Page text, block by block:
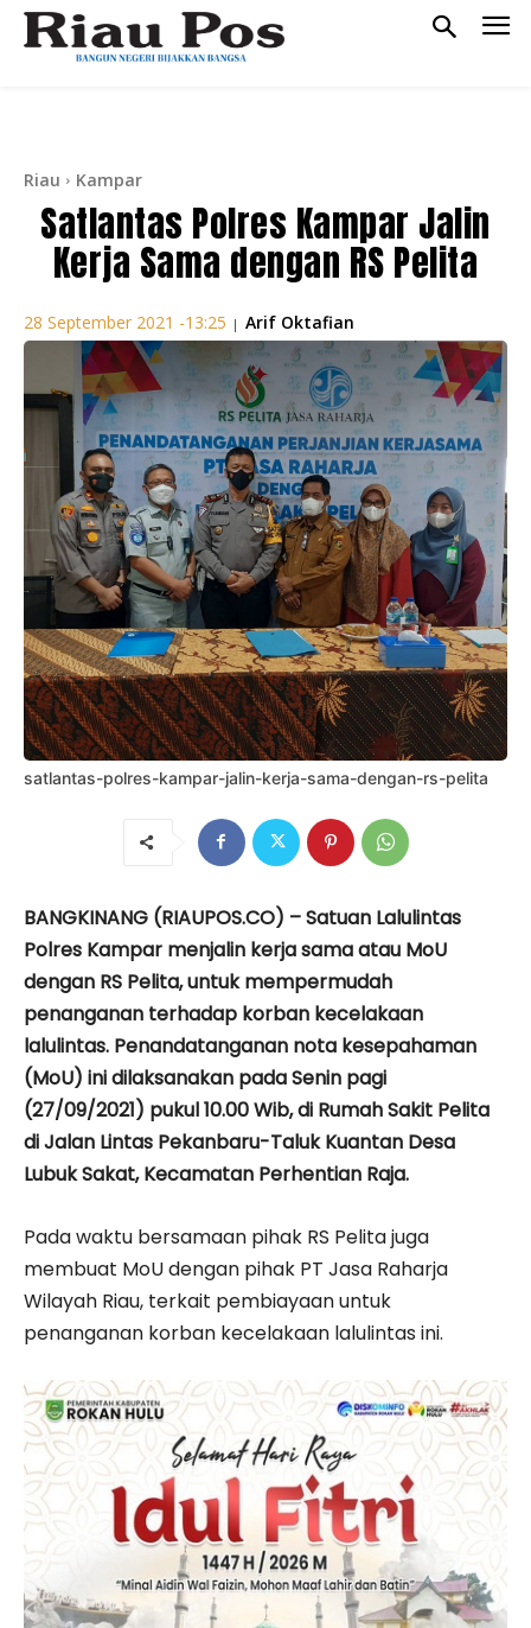
Riau Kampar
Satlantas Polres Kampar Jalin
Kerja Sama dengan RS Pelita
28 September 2021 -13:25 | Arif Oktafian
satlantas-polres-kampar-jalin-kerja-sama-dengan-rs-pelita
BANGKINANG (RIAUPOS.CO) – Satuan Lalulintas
Polres Kampar menjalin kerja sama atau MoU
dengan RS Pelita, untuk mempermudah
penanganan terhadap korban kecelakaan
lalulintas. Penandatanganan nota kesepahaman
(MoU) ini dilaksanakan pada Senin pagi
(27/09/2021) pukul 10.00 Wib, di Rumah Sakit Pelita
di Jalan Lintas Pekanbaru-Taluk Kuantan Desa
Lubuk Sakat, Kecamatan Perhentian Raja.
Pada waktu bersamaan pihak RS Pelita juga
membuat MoU dengan pihak PT Jasa Raharja
Wilayah Riau, terkait pembiayaan untuk
penanganan korban kecelakaan lalulintas ini.